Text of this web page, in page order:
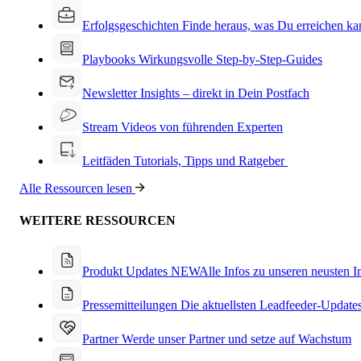
Erfolgsgeschichten Finde heraus, was Du erreichen
Playbooks Wirkungsvolle Step-by-Step-Guides
NewsletterInsights – direkt in Dein Postfach
Stream Videos von führenden Experten
Leitfäden Tutorials, Tipps und Ratgeber
Alle Ressourcen lesen
WEITERE RESSOURCEN
Produkt Updates NEWAlle Infos zu unseren neusten
Pressemitteilungen Die aktuellsten Leadfeeder-
PartnerWerde unser Partner und setze auf Wachstum